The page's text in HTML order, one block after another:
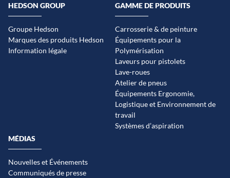
HEDSON GROUP
Groupe Hedson
Marques des produits Hedson
Information légale
GAMME DE PRODUITS
Carrosserie & de peinture
Équipements pour la
Polymérisation
Laveurs pour pistolets
Lave-roues
Atelier de pneus
Équipements Ergonomie,
Logistique et Environnement de
travail
Systèmes d’aspiration
MÉDIAS
Nouvelles et Événements
Communiqués de presse